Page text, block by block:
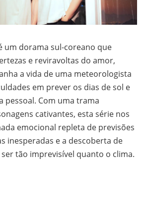
um dorama sul-coreano que
e reviravoltas do amor,
a vida de uma meteorologista
em prever os dias de sol e
pessoal. Com uma trama
cativantes, esta série nos
emocional repleta de previsões
inesperadas e a descoberta de
tão imprevisível quanto o clima.